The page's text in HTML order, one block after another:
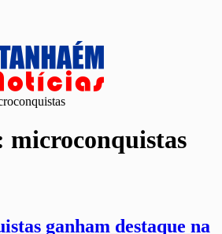
microconquistas
ganham destaque na